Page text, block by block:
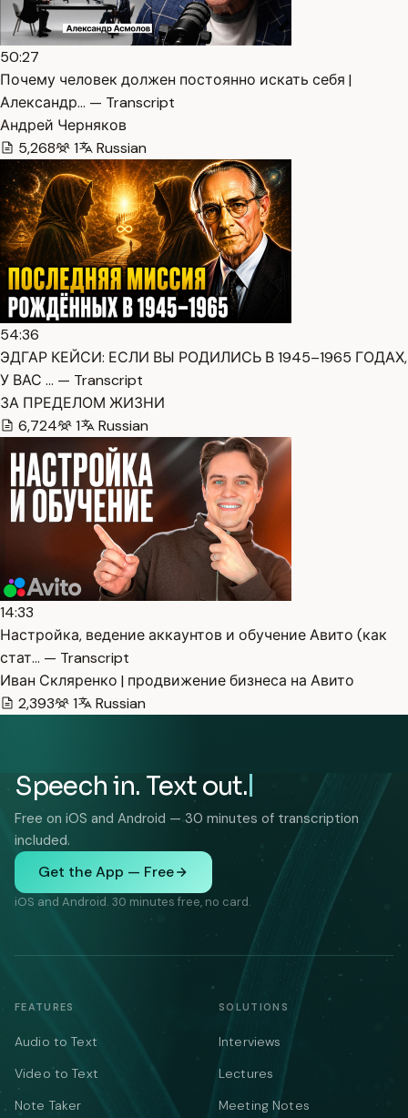
50:27
Почему человек должен постоянно искать себя |
Александр… — Transcript
Андрей Черняков
5,268
1 Russian
54:36
ЭДГАР КЕЙСИ: ЕСЛИ ВЫ РОДИЛИСЬ В 1945–1965 ГОДАХ,
У ВАС … — Transcript
ЗА ПРЕДЕЛОМ ЖИЗНИ
6,724
1 Russian
14:33
Настройка, ведение аккаунтов и обучение Авито (как
стат… — Transcript
Иван Скляренко | продвижение бизнеса на Авито
2,393
1 Russian
Speech in. Text out.
Free on iOS and Android — 30 minutes of transcription
included.
Get the App — Free
iOS and Android. 30 minutes free, no card.
FEATURES
Audio to Text
Video to Text
Note Taker
SOLUTIONS
Interviews
Lectures
Meeting Notes